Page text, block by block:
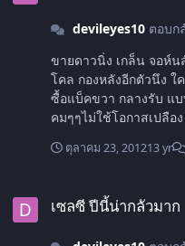
devileyes10ตอบก
ขายดาวนิ่ง เกล็น จอห์
โคล กองหลังอีกตัวนึง ใครก้อได้ มั
ซื้อแบ็คขวา กลางรับ แบ
คมๆๆไม่ใช้โอกาสเปลือง โกล์สำรอง ดีๆๆซักตัว เยอะเกินไปปล่า
ตุลาคม 23, 201213 yr
เซลซี ปีนี้น่ากลัวมาก